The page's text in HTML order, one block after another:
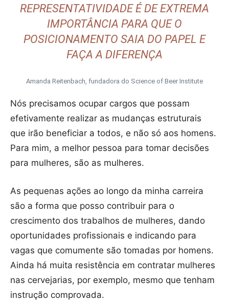
REPRESENTATIVIDADE É DE EXTREMA
IMPORTÂNCIA PARA QUE O
POSICIONAMENTO SAIA DO PAPEL E
FAÇA A DIFERENÇA
Amanda Reitenbach, fundadora do Science of Beer Institute
Nós precisamos ocupar cargos que possam
efetivamente realizar as mudanças estruturais
que irão beneficiar a todos, e não só aos homens.
Para mim, a melhor pessoa para tomar decisões
para mulheres, são as mulheres.
As pequenas ações ao longo da minha carreira
são a forma que posso contribuir para o
crescimento dos trabalhos de mulheres, dando
oportunidades profissionais e indicando para
vagas que comumente são tomadas por homens.
Ainda há muita resistência em contratar mulheres
nas cervejarias, por exemplo, mesmo que tenham
instrução comprovada.